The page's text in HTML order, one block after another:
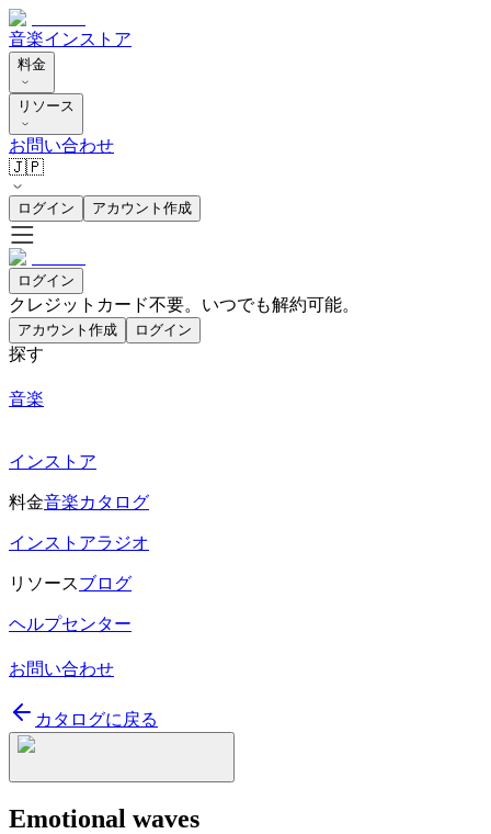
音楽インストア
料金
リソース
お問い合わせ
🇯🇵
ログイン アカウント作成
ログイン
クレジットカード不要。いつでも解約可能。
アカウント作成 ログイン
探す
音楽
インストア
料金音楽カタログ
インストアラジオ
リソースブログ
ヘルプセンター
お問い合わせ
カタログに戻る
Emotional waves